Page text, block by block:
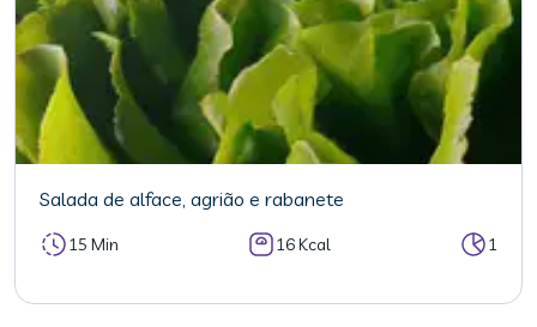
Salada de alface, agrião e rabanete
15 Min 16 Kcal 1